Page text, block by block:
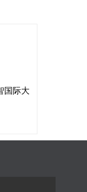
国际大